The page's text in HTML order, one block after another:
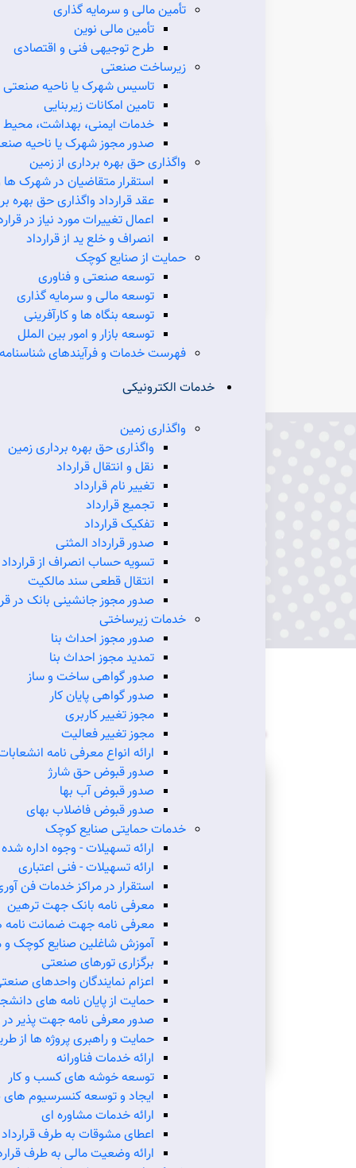
تأمین مالی و سرمایه گذاری
تأمین مالی نوین
طرح توجیهی فنی و اقتصادی
زیرساخت صنعتی
تاسیس شهرک یا ناحیه صنعتی
تامین امکانات زیربنایی
خدمات ایمنی، بهداشت،
صدور مجوز شهرک یا ناحیه
واگذاری حق بهره برداری از زمین
استقرار متقاضیان در شهرک
عقد قرارداد واگذاری حق بهره
اعمال تغییرات مورد نیاز در
انصراف و خلع ید از قرارداد
حمایت از صنایع کوچک
توسعه صنعتی و فناوری
توسعه مالی و سرمایه گذاری
توسعه بنگاه ها و کارآفرینی
توسعه بازار و امور بین الملل
فهرست خدمات و فرآیندهای
خدمات الکترونیکی
واگذاری زمین
واگذاری حق بهره برداری زمین
نقل و انتقال قرارداد
تغییر نام قرارداد
تجمیع قرارداد
تفکیک قرارداد
صدور قرارداد المثنی
تسویه حساب انصراف از قرارداد
انتقال قطعی سند مالکیت
صدور مجوز جانشینی بانک در
خدمات زیرساختی
صدور مجوز احداث بنا
تمدید مجوز احداث بنا
صدور گواهی ساخت و ساز
صدور گواهی پایان کار
مجوز تغییر کاربری
مجوز تغییر فعالیت
ارائه انواع معرفی نامه
صدور قبوض حق شارژ
صدور قبوض آب بها
صدور قبوض فاضلاب بهای
خدمات حمایتی صنایع کوچک
ارائه تسهیلات - وجوه اداره شده
ارائه تسهیلات - ‌فنی اعتباری
استقرار در مراکز خدمات فن
معرفی نامه بانک جهت ترهین
معرفی نامه جهت ضمانت نامه
آموزش شاغلین صنایع کوچک
برگزاری تورهای صنعتی
اعزام نمایندگان واحدهای
حمایت از پایان نامه های
صدور معرفی نامه جهت پذیر
حمایت و راهبری پروژه ها از
ارائه خدمات فناورانه
توسعه خوشه های کسب و کار
ایجاد و توسعه کنسرسیوم های
ارائه خدمات مشاوره ای
اعطای مشوقات به طرف قرارداد
ارائه وضعیت مالی به طرف
بیش از پنج دهه از نظام برنامه ریزی توسعه
ایران می گذرد. با بررسی اولین برنامه
(برنامه هفت ساله) تدوین شده است
مساحت (کیلومتر مربع):
تعداد شهرک‌ها و نواحی صنعتی مصوب:
تعداد شهرک‌ها و نواحی صنعتی درحال بهره‌برداری:
تعداد شهرک‌ها و نواحی صنعتی بهره‌برداری:
ورود به درگاه شرکت استانی